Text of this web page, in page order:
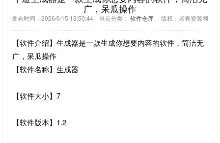
广，呆瓜操作
发布时间：2026/6/15 13:50:44 当前分类： 软件仓库 版权：老表资源网
【软件介绍】生成器是一款生成你想要内容的软件，简洁无
广，呆瓜操作
【软件名称】生成器
【软件大小】7
【软件版本】1.2